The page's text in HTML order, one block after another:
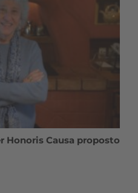
Honoris Causa proposto